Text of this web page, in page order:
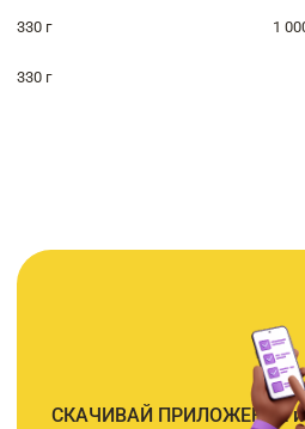
330 г 1
330 г
СКАЧИВАЙ ПРИЛОЖЕНИЕ и